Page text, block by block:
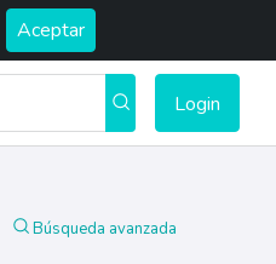
Aceptar
Login
Búsqueda avanzada